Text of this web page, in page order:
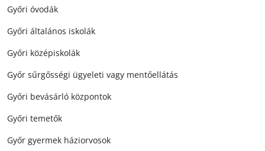
Győri óvodák
Győri általános iskolák
Győri középiskolák
Győr sűrgősségi ügyeleti vagy mentőellátás
Győri bevásárló központok
Győri temetők
Győr gyermek háziorvosok